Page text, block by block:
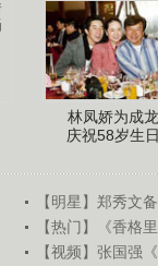
林凤娇为成龙
庆祝58岁生
【明星】郑秀文
【热门】《香格
【视频】张国强